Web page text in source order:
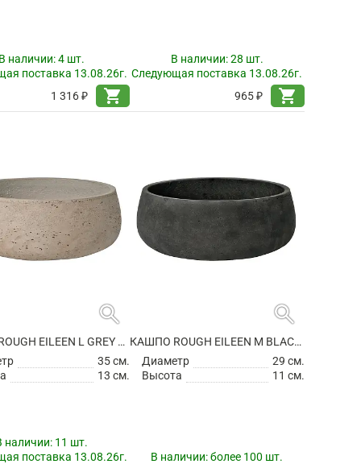
наличии:4 шт.
поставка 13.08.26г.
1 316 ₽
shopping_cart
В наличии:28 шт.
Следующая поставка 13.08.26г.
965 ₽
shopping_cart
search
КАШПО ROUGH EILEEN L GREY WASHED
35 см.
13 см.
наличии: 11 шт.
поставка 13.08.26г.
search
КАШПО ROUGH EILEEN M BLACK WASHED
Диаметр
29 см.
Высота
11 см.
В наличии:более 100 шт.